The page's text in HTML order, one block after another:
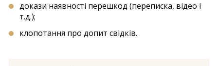
докази наявності перешкод (переписка, відео і
т.д.);
клопотання про допит свідків.